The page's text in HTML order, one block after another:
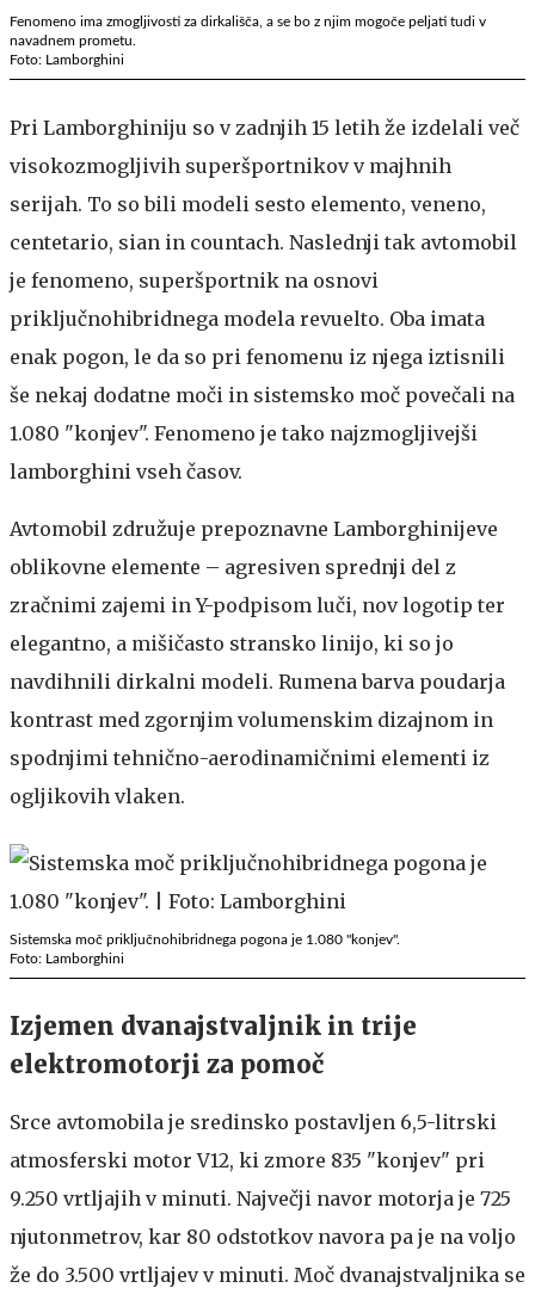
Fenomeno ima zmogljivosti za dirkališča, a se bo z njim mogoče peljati tudi v
navadnem prometu.
Foto: Lamborghini
Pri Lamborghiniju so v zadnjih 15 letih že izdelali več
visokozmogljivih superšportnikov v majhnih
serijah. To so bili modeli sesto elemento, veneno,
centetario, sian in countach. Naslednji tak avtomobil
je fenomeno, superšportnik na osnovi
priključnohibridnega modela revuelto. Oba imata
enak pogon, le da so pri fenomenu iz njega iztisnili
še nekaj dodatne moči in sistemsko moč povečali na
1.080 "konjev". Fenomeno je tako najzmogljivejši
lamborghini vseh časov.
Avtomobil združuje prepoznavne Lamborghinijeve
oblikovne elemente – agresiven sprednji del z
zračnimi zajemi in Y-podpisom luči, nov logotip ter
elegantno, a mišičasto stransko linijo, ki so jo
navdihnili dirkalni modeli. Rumena barva poudarja
kontrast med zgornjim volumenskim dizajnom in
spodnjimi tehnično-aerodinamičnimi elementi iz
ogljikovih vlaken.
Sistemska moč priključnohibridnega pogona je 1.080 "konjev".
Foto: Lamborghini
Izjemen dvanajstvaljnik in trije
elektromotorji za pomoč
Srce avtomobila je sredinsko postavljen 6,5-litrski
atmosferski motor V12, ki zmore 835 "konjev" pri
9.250 vrtljajih v minuti. Največji navor motorja je 725
njutonmetrov, kar 80 odstotkov navora pa je na voljo
že do 3.500 vrtljajev v minuti. Moč dvanajstvaljnika se